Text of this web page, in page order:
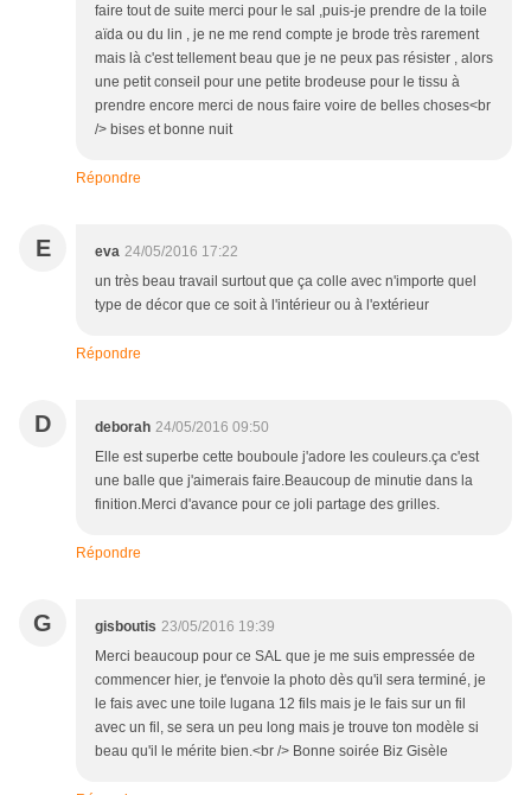
faire tout de suite merci pour le sal ,puis-je prendre de la toile
aïda ou du lin , je ne me rend compte je brode très rarement
mais là c'est tellement beau que je ne peux pas résister , alors
une petit conseil pour une petite brodeuse pour le tissu à
prendre encore merci de nous faire voire de belles choses<br
/> bises et bonne nuit
Répondre
E eva 24/05/2016 17:22
un très beau travail surtout que ça colle avec n'importe quel
type de décor que ce soit à l'intérieur ou à l'extérieur
Répondre
D deborah 24/05/2016 09:50
Elle est superbe cette bouboule j'adore les couleurs.ça c'est
une balle que j'aimerais faire.Beaucoup de minutie dans la
finition.Merci d'avance pour ce joli partage des grilles.
Répondre
G gisboutis 23/05/2016 19:39
Merci beaucoup pour ce SAL que je me suis empressée de
commencer hier, je t'envoie la photo dès qu'il sera terminé, je
le fais avec une toile lugana 12 fils mais je le fais sur un fil
avec un fil, se sera un peu long mais je trouve ton modèle si
beau qu'il le mérite bien.<br /> Bonne soirée Biz Gisèle